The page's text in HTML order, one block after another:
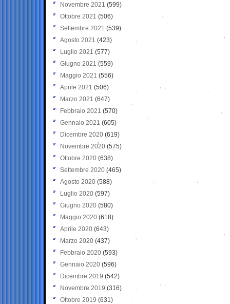
Novembre 2021 (599)
Ottobre 2021 (506)
Settembre 2021 (539)
Agosto 2021 (423)
Luglio 2021 (577)
Giugno 2021(559)
Maggio 2021 (556)
Aprile 2021 (506)
Marzo 2021 (647)
Febbraio 2021 (570)
Gennaio 2021 (605)
Dicembre 2020 (619)
Novembre 2020 (575)
Ottobre 2020 (638)
Settembre 2020(465)
Agosto 2020 (588)
Luglio 2020 (597)
Giugno 2020 (580)
Maggio 2020 (618)
Aprile 2020 (643)
Marzo 2020 (437)
Febbraio 2020 (593)
Gennaio 2020 (596)
Dicembre 2019 (542)
Novembre 2019 (316)
Ottobre 2019 (631)